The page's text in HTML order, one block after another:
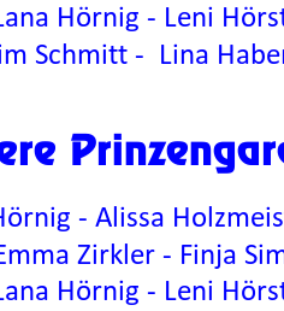
- Alissa
Zirkler - Finja
Hörnig - Leni
Hörnig - Leni
Schmitt -  Lina